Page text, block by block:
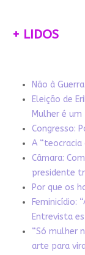
+ LIDOS
Não à
Eleição de
Mulher é
Congresso:
A “teocracia
Câmara:
presidente
Por que os
Feminicídio:
Entrevista
“Só mulher
arte para